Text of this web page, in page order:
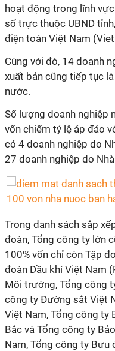
hoạt động trong lĩnh
số trực thuộc UBND
điện toán Việt Nam
Cùng với đó, 14 doanh
xuất bản cũng tiếp tục
nước.
Số lượng doanh nghiệp
vốn chiếm tỷ lệ áp đảo
có 4 doanh nghiệp do
27 doanh nghiệp do
Trong danh sách sắp
đoàn, Tổng công ty lớn
100% vốn chỉ còn Tập
đoàn Dầu khí Việt Nam
Môi trường, Tổng công
công ty Đường sắt Việt
Việt Nam, Tổng công ty
Bắc và Tổng công ty
Nam, Tổng công ty Bưu